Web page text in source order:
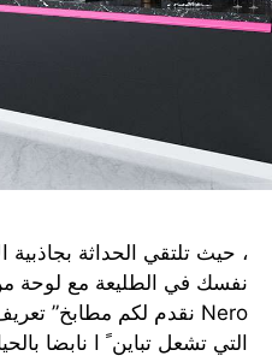
، حیث تلتقي الحداثة بجاذبیة
نفسك في الطلیعة مع لوحة من
التي تشعل تباین ً ا نابضا